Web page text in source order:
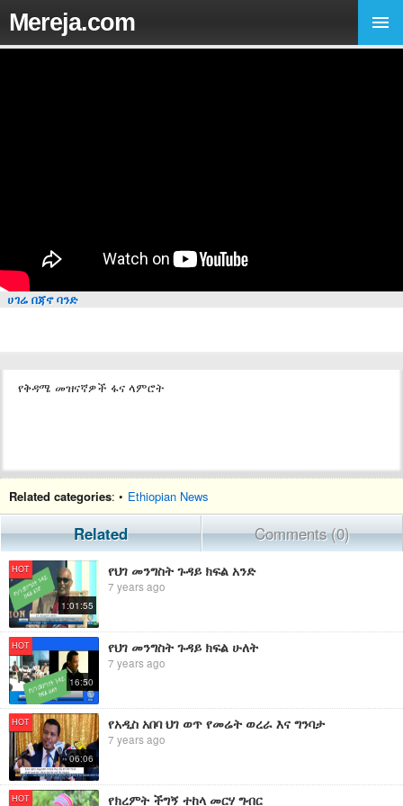
Mereja.com
ሀገሬ በጃኖ ባንድ
የቅዳሜ መዝናኛዎች ፋና ላምሮት
Related categories: • Ethiopian News
Related Comments (0)
HOT
1:01:55
የህገ መንግስት ጉዳይ ክፍል አንድ
7 years ago
HOT
16:50
የህገ መንግስት ጉዳይ ክፍል ሁለት
7 years ago
HOT
06:06
የአዲስ አበባ ህገ ወጥ የመሬት ወረራ እና ግንባታ
7 years ago
HOT የክረምት ችግኝ ተከላ መርሃ ግብር